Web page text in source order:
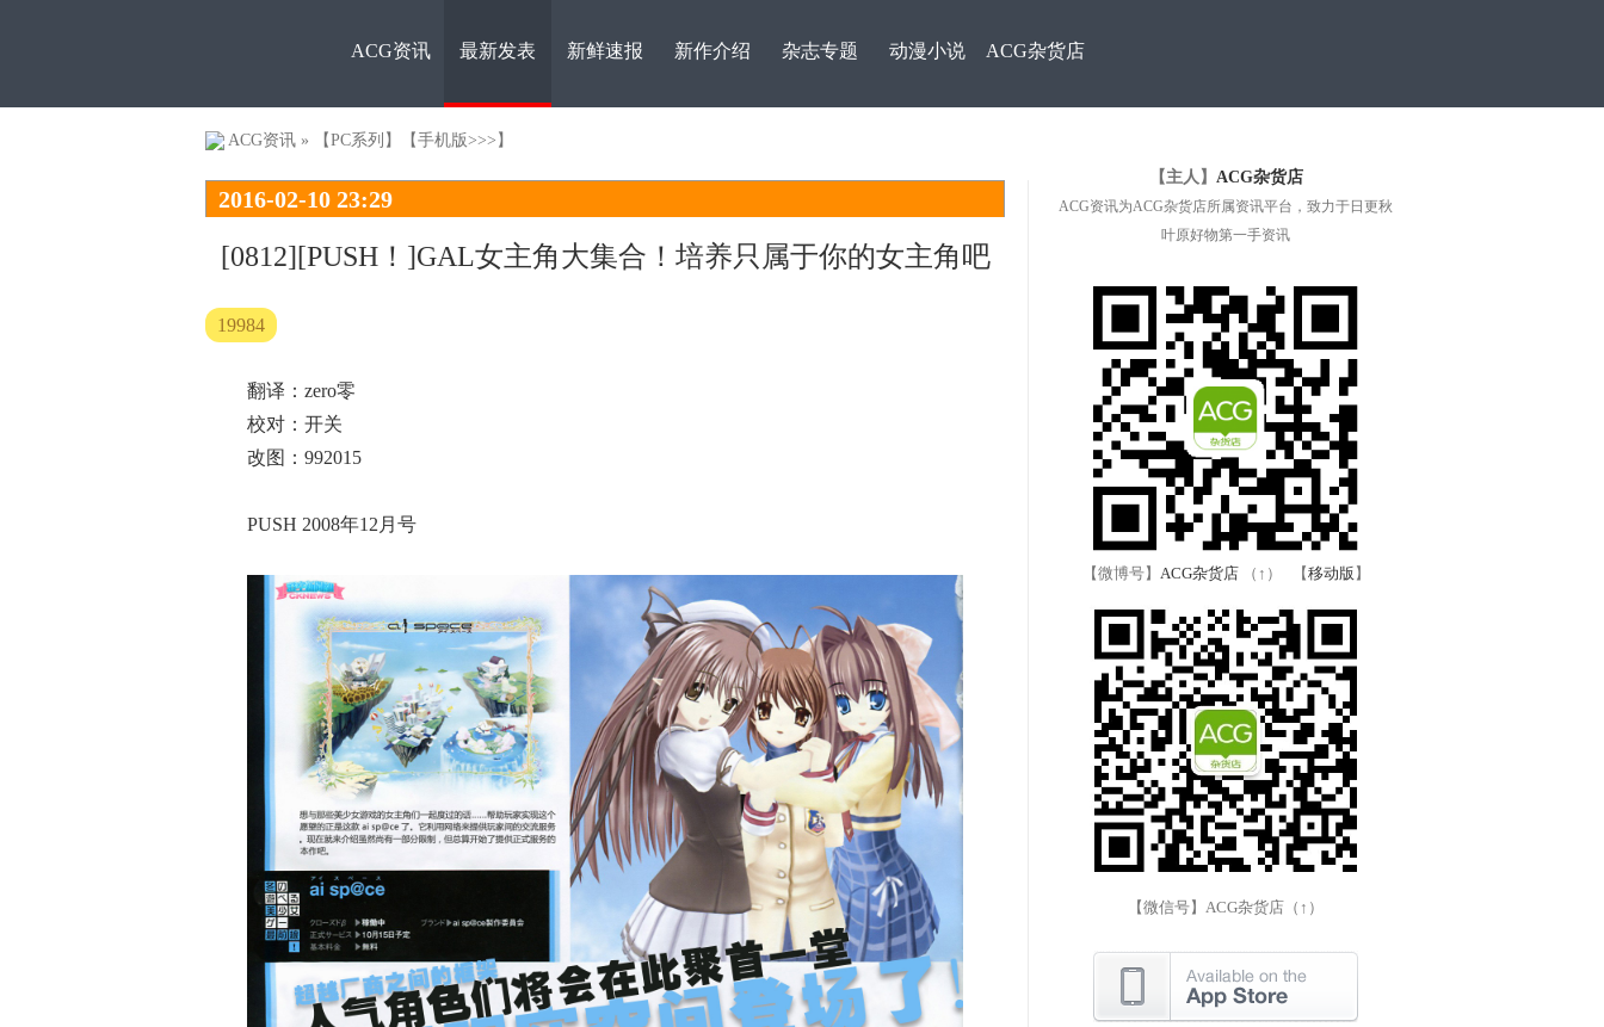
ACG资
ACG资讯 最新发表 新鲜速报 新作介绍 杂志专题 动漫小说 ACG杂货店
ACG资讯 » 【PC系列】 【手机版>>>】
2016-02-10 23:29
[0812][PUSH！]GAL女主角大集合！培养只属于你的女主角吧
19984
翻译：zero零
校对：开关
改图：992015
PUSH 2008年12月号
【主人】 ACG杂货店
ACG资讯为ACG杂货店所属资讯平台，致力于日更秋
叶原好物第一手资讯
【微博号】 ACG杂货店 （↑） 【移动版 】
【微信号】ACG杂货店（↑）